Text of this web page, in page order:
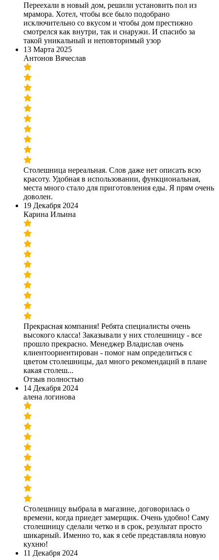
Переехали в новый дом, решили установить пол из
мрамора. Хотел, чтобы все было подобрано
исключительно со вкусом и чтобы дом престижно
смотрелся как внутри, так и снаружи. И спасибо за
такой уникальный и неповторимый узор
13 Марта 2025
Антонов Вячеслав
Столешница нереальная. Слов даже нет описать всю
красоту. Удобная в использовании, функциональная,
места много стало для приготовления еды. Я прям очень
доволен.
19 Декабря 2024
Карина Ильина
Прекрасная компания! Ребята специалисты очень
высокого класса! Заказывали у них столешницу - все
прошло прекрасно. Менеджер Владислав очень
клиентоориентирован - помог нам определиться с
цветом столешницы, дал много рекомендаций в плане
какая столеш...
Отзыв полностью
14 Декабря 2024
алена логинова
Столешницу выбрала в магазине, договорилась о
времени, когда приедет замерщик. Очень удобно! Саму
столешницу сделали четко и в срок, результат просто
шикарный. Именно то, как я себе представляла новую
кухню!
11 Декабря 2024